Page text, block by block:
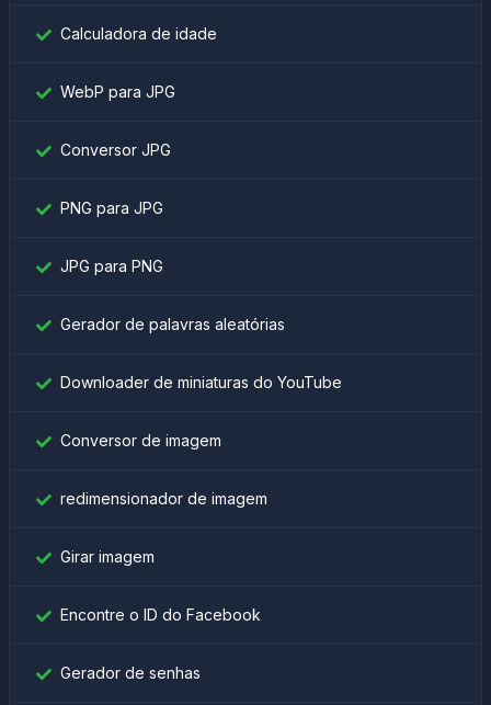
Calculadora de idade
WebP para JPG
Conversor JPG
PNG para JPG
JPG para PNG
Gerador de palavras aleatórias
Downloader de miniaturas do YouTube
Conversor de imagem
redimensionador de imagem
Girar imagem
Encontre o ID do Facebook
Gerador de senhas